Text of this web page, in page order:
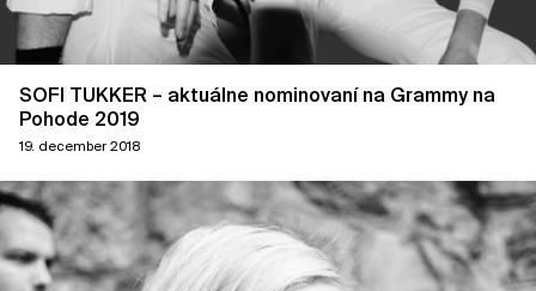
SOFI TUKKER – aktuálne nominovaní na Grammy na
Pohode 2019
19. december 2018